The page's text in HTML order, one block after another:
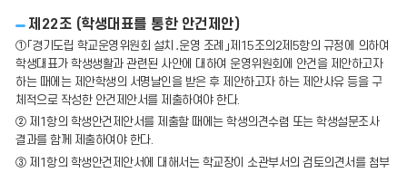
제22조 (학생대표를 통한 안건제안)
①「경기도립 학교운영위원회 설치․운영 조례」제15조의2제5항의 규정에 의하여
학생대표가 학생생활과 관련된 사안에 대하여 운영위원회에 안건을 제안하고자
하는 때에는 제안학생의 서명날인을 받은 후 제안하고자 하는 제안사유 등을 구
체적으로 작성한 안건제안서를 제출하여야 한다.
② 제1항의 학생안건제안서를 제출할 때에는 학생의견수렴 또는 학생설문조사
결과를 함께 제출하여야 한다.
③ 제1항의 학생안건제안서에 대해서는 학교장이 소관부서의 검토의견서를 첨부